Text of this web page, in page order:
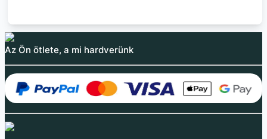
NYÁK vonalzó
multifunkciós
Védőszemüveg
Harmadik kéz tartó
Fém vonalzó 20 cm
Az Ön ötlete, a mi hardverünk